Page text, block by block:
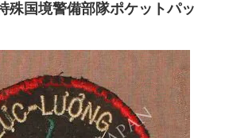
殊国境警備部隊ポケットパッ